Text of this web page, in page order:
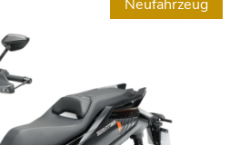
Neufahrzeug